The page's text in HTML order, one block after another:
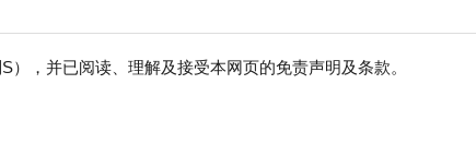
），并已阅读、理解及接受本网页的免责声明及条款。